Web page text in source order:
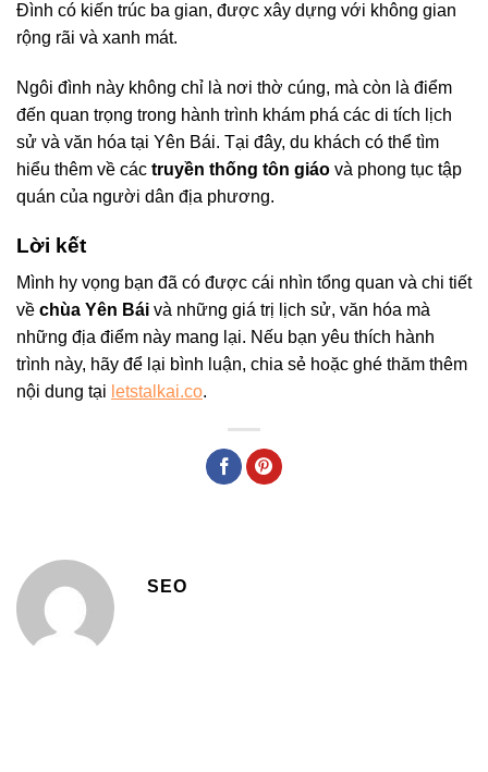
Đình có kiến trúc ba gian, được xây dựng với không gian
rộng rãi và xanh mát.
Ngôi đình này không chỉ là nơi thờ cúng, mà còn là điểm
đến quan trọng trong hành trình khám phá các di tích lịch
sử và văn hóa tại Yên Bái. Tại đây, du khách có thể tìm
hiểu thêm về các truyền thống tôn giáo và phong tục tập
quán của người dân địa phương.
Lời kết
Mình hy vọng bạn đã có được cái nhìn tổng quan và chi tiết
về chùa Yên Bái và những giá trị lịch sử, văn hóa mà
những địa điểm này mang lại. Nếu bạn yêu thích hành
trình này, hãy để lại bình luận, chia sẻ hoặc ghé thăm thêm
nội dung tại letstalkai.co.
SEO